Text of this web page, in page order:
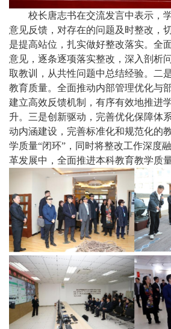
校长唐志书在交流发言中表示，
意见反馈，对存在的问题及时整改，
是提高站位，扎实做好整改落实。全
意见，逐条逐项落实整改，深入剖析
取教训，从共性问题中总结经验。二
教育质量。全面推动内部管理优化与
建立高效反馈机制，有序有效地推进
升。三是创新驱动，完善优化保障体
动内涵建设，完善标准化和规范化的
学质量“闭环”，同时将整改工作深度
革发展中，全面推进本科教育教学质